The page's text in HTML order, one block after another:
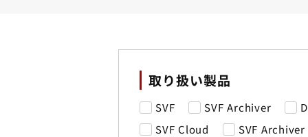
取り扱い製品
SVF SVF Archiver
SVF Cloud
SVF